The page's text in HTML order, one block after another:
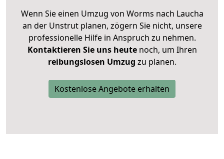
Wenn Sie einen Umzug von Worms nach Laucha
an der Unstrut planen, zögern Sie nicht, unsere
professionelle Hilfe in Anspruch zu nehmen.
Kontaktieren Sie uns heutenoch, um Ihren
reibungslosen Umzug zu planen.
Kostenlose Angebote erhalten